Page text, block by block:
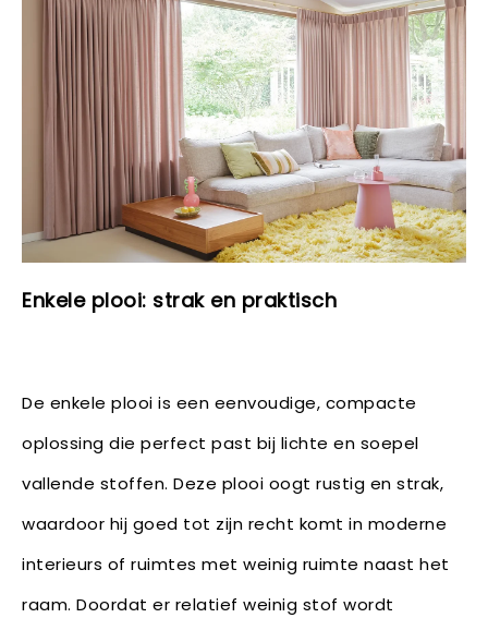
Enkele plooi: strak en praktisch
De enkele plooi is een eenvoudige, compacte
oplossing die perfect past bij lichte en soepel
vallende stoffen. Deze plooi oogt rustig en strak,
waardoor hij goed tot zijn recht komt in moderne
interieurs of ruimtes met weinig ruimte naast het
raam. Doordat er relatief weinig stof wordt